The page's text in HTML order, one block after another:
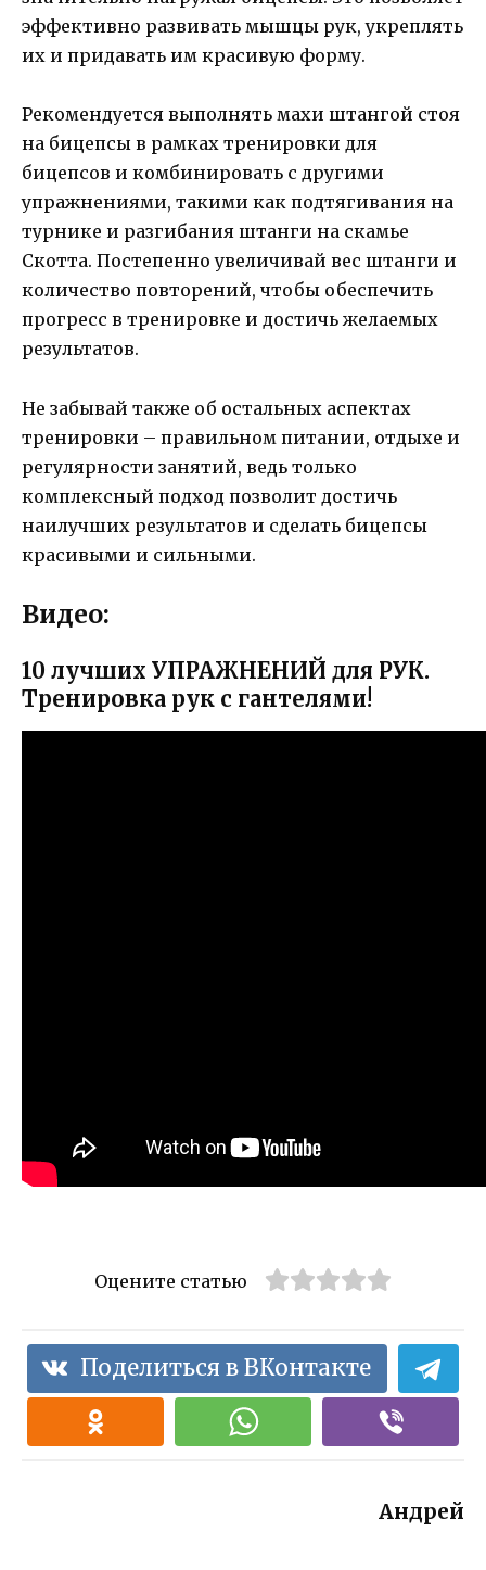
эффективно развивать мышцы рук, укреплять
их и придавать им красивую форму.
Рекомендуется выполнять махи штангой стоя
на бицепсы в рамках тренировки для
бицепсов и комбинировать с другими
упражнениями, такими как подтягивания на
турнике и разгибания штанги на скамье
Скотта. Постепенно увеличивай вес штанги и
количество повторений, чтобы обеспечить
прогресс в тренировке и достичь желаемых
результатов.
Не забывай также об остальных аспектах
тренировки – правильном питании, отдыхе и
регулярности занятий, ведь только
комплексный подход позволит достичь
наилучших результатов и сделать бицепсы
красивыми и сильными.
Видео:
10 лучших УПРАЖНЕНИЙ для РУК.
Тренировка рук с гантелями!
Оцените статью
Поделиться в ВКонтакте
Андрей